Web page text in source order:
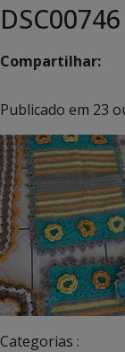
DSC00746
Compartilhar:
Publicado em 23
Categorias :